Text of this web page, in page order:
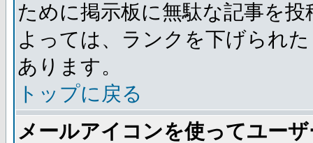
ために掲示板に無駄な記事を
よっては、ランクを下げられ
あります。
トップに戻る
メールアイコンを使ってユー